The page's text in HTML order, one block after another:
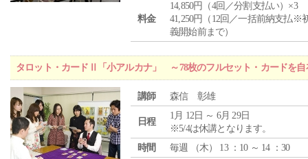
料金
14,850円（4回／分割支払い）×3
41,250円（12回／一括前納支払※
義開始前まで）
タロット・カードⅡ「小アルカナ」 ～78枚のフルセット・カードを自
講師 森信 彰雄
日程
1月 12日 ～ 6月 29日
※5/4は休講となります。
時間
毎週 （木） 13 ：10 ～ 14 ：30